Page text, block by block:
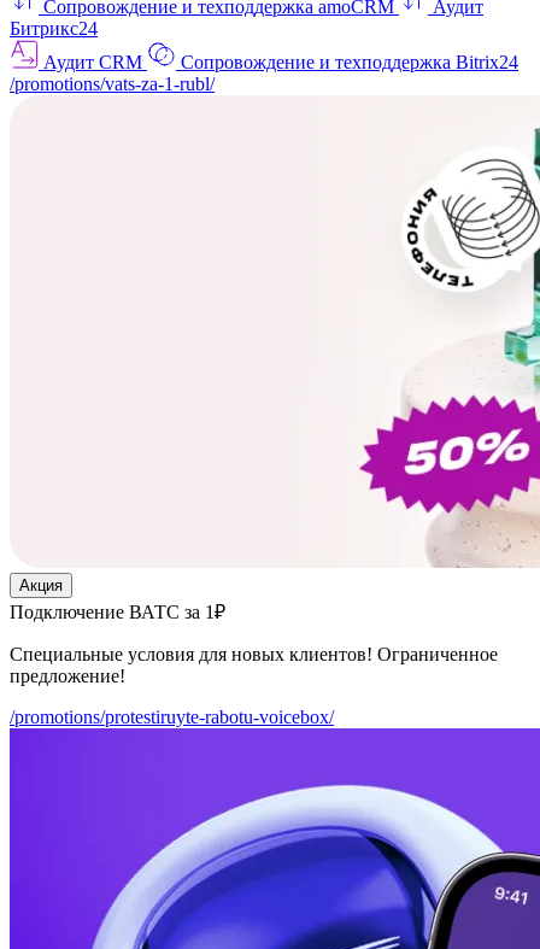
Сопровождение и техподдержка amoCRM
Аудит
Битрикс24
Аудит CRM
Сопровождение и техподдержка Bitrix24
/promotions/vats-za-1-rubl/
Акция
Подключение ВАТС за 1₽
Специальные условия для новых клиентов! Ограниченное
предложение!
/promotions/protestiruyte-rabotu-voicebox/